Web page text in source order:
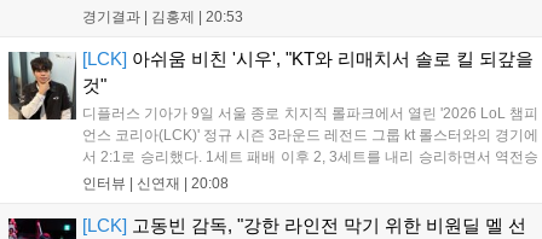
전에 성공하며 파이널 스테이지로 향했다. 1세트, 전반전은 서로
로 깔끔한 마무리에 성공했고, '곽...
경기결과 | 김홍제 | 20:53
[LCK] 아쉬움 비친 '시우', "KT와 리매치서 솔로 킬 되갚을
것"
디플러스 기아가 9일 서울 종로 치지직 롤파크에서 열린 '2026 LoL 챔피
언스 코리아(LCK)' 정규 시즌 3라운드 레전드 그룹 kt 롤스터와의 경기에
서 2:1로 승리했다. 1세트 패배 이후 2, 3세트를 내리 승리하면서 역전승
을 거뒀다. 14승을 달성한 디플러스 기아는 4위 kt 롤스터를 1승 차이로
인터뷰 | 신연재 | 20:08
[LCK] 고동빈 감독, "강한 라인전 막기 위한 비원딜 멜 선